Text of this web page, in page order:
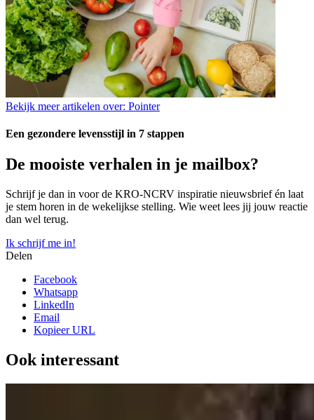
Bekijk meer artikelen over: Pointer
Een gezondere levensstijl in 7 stappen
De mooiste verhalen in je mailbox?
Schrijf je dan in voor de KRO-NCRV inspiratie nieuwsbrief én laat
je stem horen in de wekelijkse stelling. Wie weet lees jij jouw reactie
dan wel terug.
Ik schrijf me in!
Delen
Facebook
Whatsapp
LinkedIn
Email
Kopieer URL
Ook interessant